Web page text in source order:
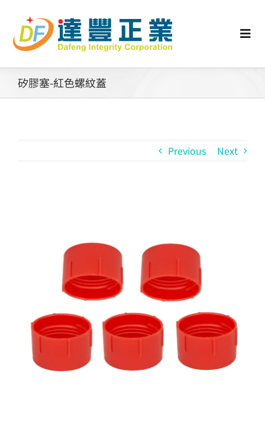
content
認識矽膠
矽膠客製
生產製造
選購指南
公司介紹
矽膠塞-紅色螺紋蓋
Previous Next